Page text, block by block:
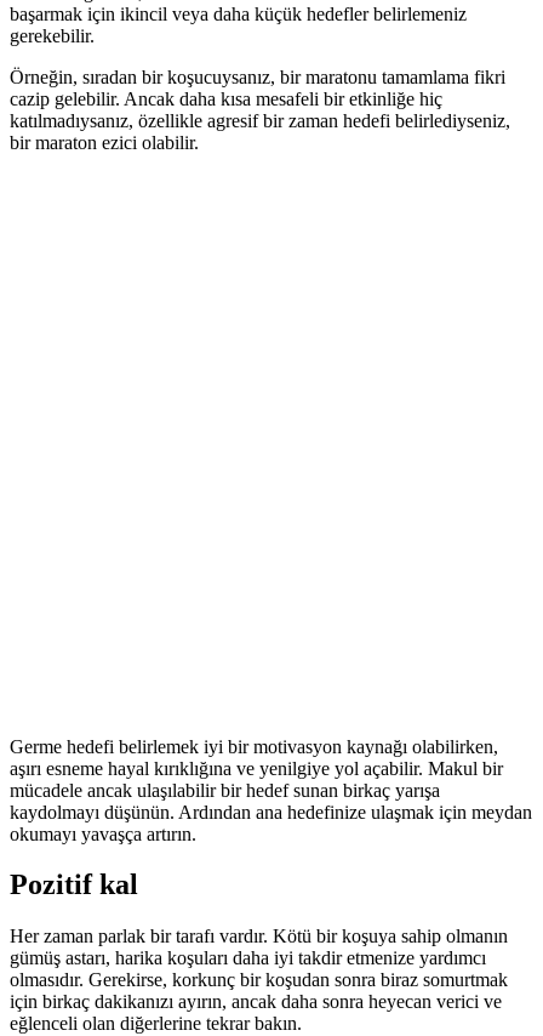
başarmak için ikincil veya daha küçük hedefler belirlemeniz
gerekebilir.
Örneğin, sıradan bir koşucuysanız, bir maratonu tamamlama fikri
cazip gelebilir. Ancak daha kısa mesafeli bir etkinliğe hiç
katılmadıysanız, özellikle agresif bir zaman hedefi belirlediyseniz,
bir maraton ezici olabilir.
Germe hedefi belirlemek iyi bir motivasyon kaynağı olabilirken,
aşırı esneme hayal kırıklığına ve yenilgiye yol açabilir. Makul bir
mücadele ancak ulaşılabilir bir hedef sunan birkaç yarışa
kaydolmayı düşünün. Ardından ana hedefinize ulaşmak için meydan
okumayı yavaşça artırın.
Pozitif kal
Her zaman parlak bir tarafı vardır. Kötü bir koşuya sahip olmanın
gümüş astarı, harika koşuları daha iyi takdir etmenize yardımcı
olmasıdır. Gerekirse, korkunç bir koşudan sonra biraz somurtmak
için birkaç dakikanızı ayırın, ancak daha sonra heyecan verici ve
eğlenceli olan diğerlerine tekrar bakın.